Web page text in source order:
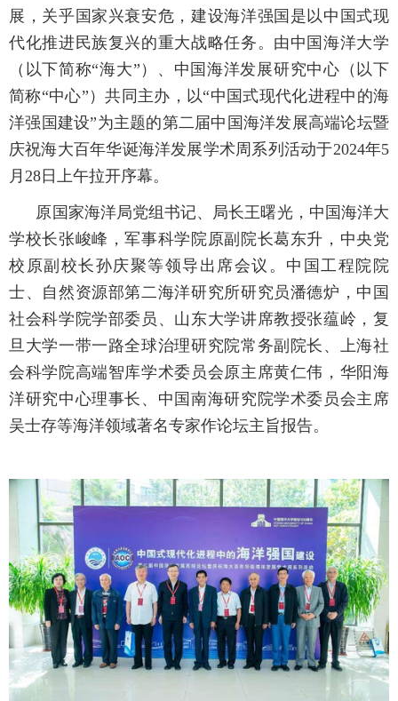
展，关乎国家兴衰安危，建设海洋强国是以中国式现
代化推进民族复兴的重大战略任务。由中国海洋大学
（以下简称“海大”）、中国海洋发展研究中心（以下
简称“中心”）共同主办，以“中国式现代化进程中的海
洋强国建设”为主题的第二届中国海洋发展高端论坛暨
庆祝海大百年华诞海洋发展学术周系列活动于2024年5
月28日上午拉开序幕。
原国家海洋局党组书记、局长王曙光，中国海洋大
学校长张峻峰，军事科学院原副院长葛东升，中央党
校原副校长孙庆聚等领导出席会议。中国工程院院
士、自然资源部第二海洋研究所研究员潘德炉，中国
社会科学院学部委员、山东大学讲席教授张蕴岭，复
旦大学一带一路全球治理研究院常务副院长、上海社
会科学院高端智库学术委员会原主席黄仁伟，华阳海
洋研究中心理事长、中国南海研究院学术委员会主席
吴士存等海洋领域著名专家作论坛主旨报告。